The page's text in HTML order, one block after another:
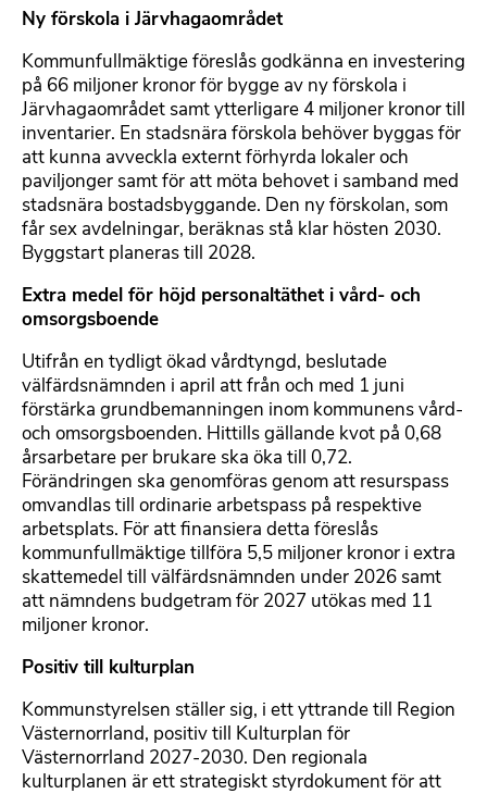
Ny förskola i Järvhagaområdet
Kommunfullmäktige föreslås godkänna en investering
på 66 miljoner kronor för bygge av ny förskola i
Järvhagaområdet samt ytterligare 4 miljoner kronor till
inventarier. En stadsnära förskola behöver byggas för
att kunna avveckla externt förhyrda lokaler och
paviljonger samt för att möta behovet i samband med
stadsnära bostadsbyggande. Den ny förskolan, som
får sex avdelningar, beräknas stå klar hösten 2030.
Byggstart planeras till 2028.
Extra medel för höjd personaltäthet i vård- och
omsorgsboende
Utifrån en tydligt ökad vårdtyngd, beslutade
välfärdsnämnden i april att från och med 1 juni
förstärka grundbemanningen inom kommunens vård-
och omsorgsboenden. Hittills gällande kvot på 0,68
årsarbetare per brukare ska öka till 0,72.
Förändringen ska genomföras genom att resurspass
omvandlas till ordinarie arbetspass på respektive
arbetsplats. För att finansiera detta föreslås
kommunfullmäktige tillföra 5,5 miljoner kronor i extra
skattemedel till välfärdsnämnden under 2026 samt
att nämndens budgetram för 2027 utökas med 11
miljoner kronor.
Positiv till kulturplan
Kommunstyrelsen ställer sig, i ett yttrande till Region
Västernorrland, positiv till Kulturplan för
Västernorrland 2027-2030. Den regionala
kulturplanen är ett strategiskt styrdokument för att